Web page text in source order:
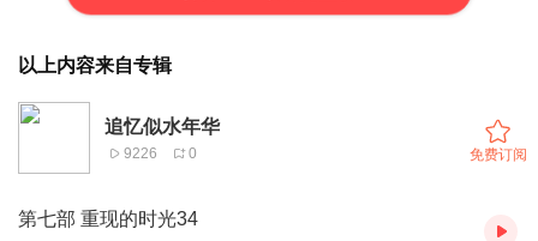
以上内容来自专辑
追忆似水年华
9226 0 免费订阅
第七部 重现的时光34